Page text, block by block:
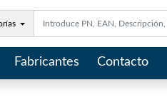
Fabricantes Contacto